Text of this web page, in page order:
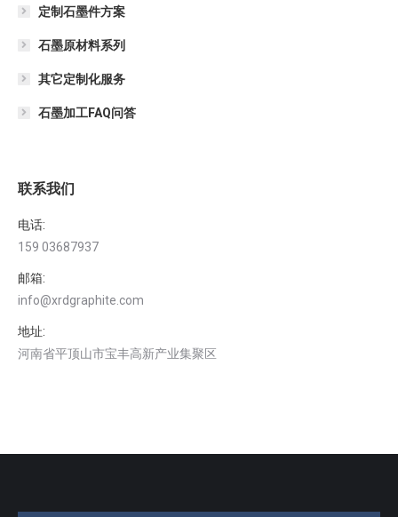
定制石墨件方案
石墨原材料系列
其它定制化服务
石墨加工FAQ问答
联系我们
电话:
159 03687937
邮箱:
info@xrdgraphite.com
地址:
河南省平顶山市宝丰高新产业集聚区